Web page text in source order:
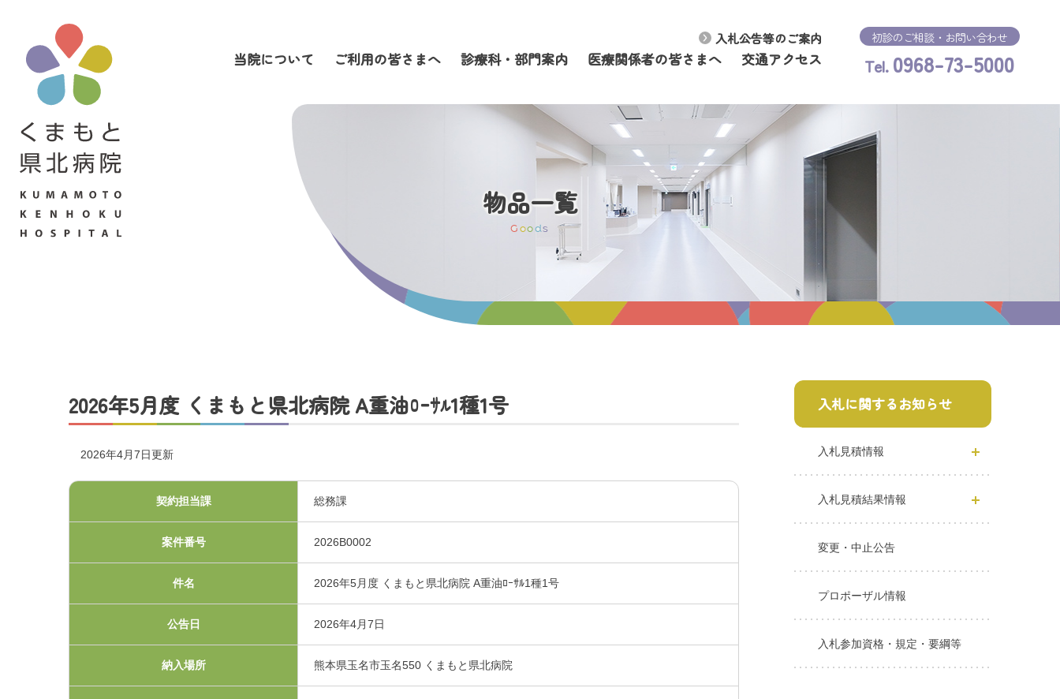
入札公告等のご案内
当院について ご利用の皆さまへ 診療科・部門案内 医療関係者の皆さまへ 交通アクセス
初診のご相談・お問い合わせ
Tel. 0968-73-5000
物品一覧
Goods
2026年5月度 くまもと県北病院 A重油ﾛｰｻﾙ1種1号
2026年4月7日更新
契約担当課 総務課
案件番号 2026B0002
件名 2026年5月度 くまもと県北病院 A重油ﾛｰｻﾙ1種1号
公告日 2026年4月7日
納入場所 熊本県玉名市玉名550 くまもと県北病院
入札に関するお知らせ
入札見積情報
入札見積結果情報
変更・中止公告
プロポーザル情報
入札参加資格・規定・要綱等
当院について
ご利用の皆さまへ
お問い合わせ
初診のご相談・お問い合わせ
Tel.0968-73-5000